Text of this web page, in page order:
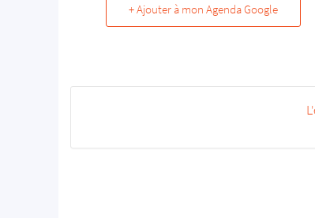
+ Ajouter à mon Agenda Google